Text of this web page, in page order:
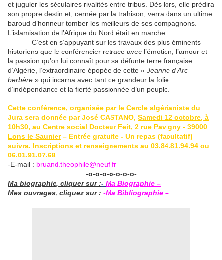
et juguler les séculaires rivalités entre tribus. Dès lors, elle prédira
son propre destin et, cernée par la trahison, verra dans un ultime
baroud d’honneur tomber les meilleurs de ses compagnons.
L’islamisation de l’Afrique du Nord était en marche…
C’est en s’appuyant sur les travaux des plus éminents
historiens que le conférencier retrace avec l’émotion, l’amour et
la passion qu’on lui connaît pour sa défunte terre française
d’Algérie, l’extraordinaire épopée de cette « Jeanne d’Arc
berbère » qui incarna avec tant de grandeur la folie
d’indépendance et la fierté passionnée d’un peuple.
Cette conférence, organisée par le Cercle algérianiste du
Jura sera donnée par José CASTANO, Samedi 12 octobre, à
10h30, au Centre social Docteur Feit, 2 rue Pavigny - 39000
Lons le Saunier– Entrée gratuite - Un repas (facultatif)
suivra. Inscriptions et renseignements au 03.84.81.94.94 ou
06.01.91.07.68
-E-mail : bruand.theophile@neuf.fr
-o-o-o-o-o-o-o-
Ma biographie, cliquer sur :- Ma Biographie –
Mes ouvrages, cliquez sur : -Ma Bibliographie –